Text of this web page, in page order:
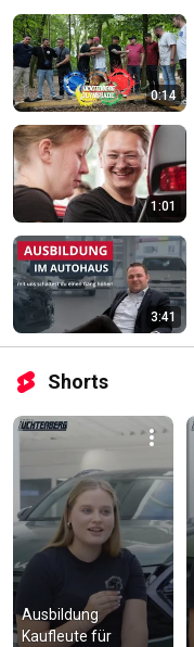
0:14
1:01
3:41
Shorts
Ausbildung
Kaufleute für